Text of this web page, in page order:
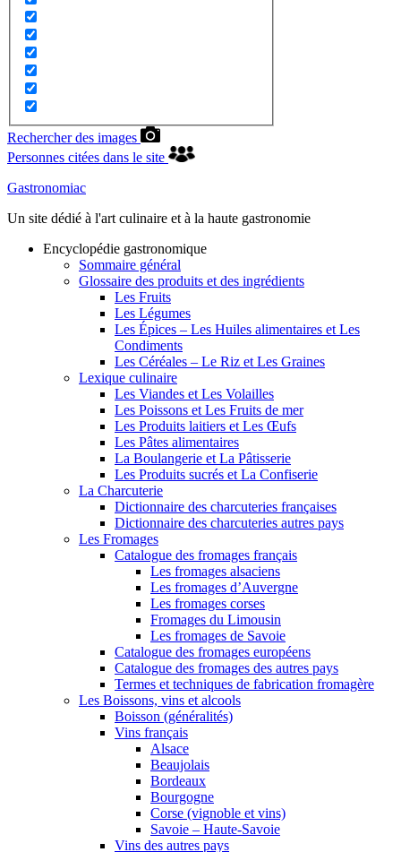
Rechercher des images
Personnes citées dans le site
Gastronomiac
Un site dédié à l'art culinaire et à la haute gastronomie
Encyclopédie gastronomique
Sommaire général
Glossaire des produits et des ingrédients
Les Fruits
Les Légumes
Les Épices – Les Huiles alimentaires et Les
Condiments
Les Céréales – Le Riz et Les Graines
Lexique culinaire
Les Viandes et Les Volailles
Les Poissons et Les Fruits de mer
Les Produits laitiers et Les Œufs
Les Pâtes alimentaires
La Boulangerie et La Pâtisserie
Les Produits sucrés et La Confiserie
La Charcuterie
Dictionnaire des charcuteries françaises
Dictionnaire des charcuteries autres pays
Les Fromages
Catalogue des fromages français
Les fromages alsaciens
Les fromages d’Auvergne
Les fromages corses
Fromages du Limousin
Les fromages de Savoie
Catalogue des fromages européens
Catalogue des fromages des autres pays
Termes et techniques de fabrication fromagère
Les Boissons, vins et alcools
Boisson (généralités)
Vins français
Alsace
Beaujolais
Bordeaux
Bourgogne
Corse (vignoble et vins)
Savoie – Haute-Savoie
Vins des autres pays